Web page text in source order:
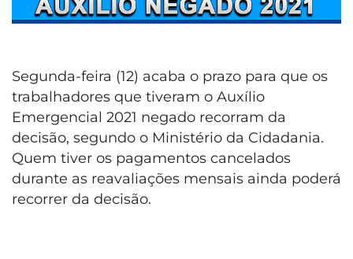
Segunda-feira (12) acaba o prazo para que os
trabalhadores que tiveram o Auxílio
Emergencial 2021 negado recorram da
decisão, segundo o Ministério da Cidadania.
Quem tiver os pagamentos cancelados
durante as reavaliações mensais ainda poderá
recorrer da decisão.